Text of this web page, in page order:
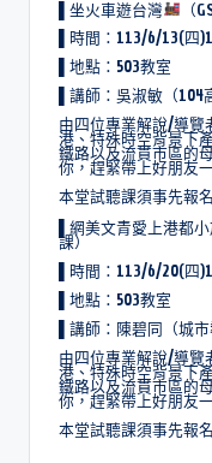
▌坐火車遊台灣
（
▌時間：113/6/13(四
▌地點：503教室
▌講師：吳淑敏（104
由四位專業解說/導覽
港、特殊時空背景下
鐵路以及流貫市區的
你，趕緊帶上好朋友
本堂試聽課須事先報
▌網美文青愛上港都
課）
▌時間：113/6/20(四
▌地點：503教室
▌講師：陳碧同（城市
由四位專業解說/導覽
港、特殊時空背景下
鐵路以及流貫市區的
你，趕緊帶上好朋友
本堂試聽課須事先報